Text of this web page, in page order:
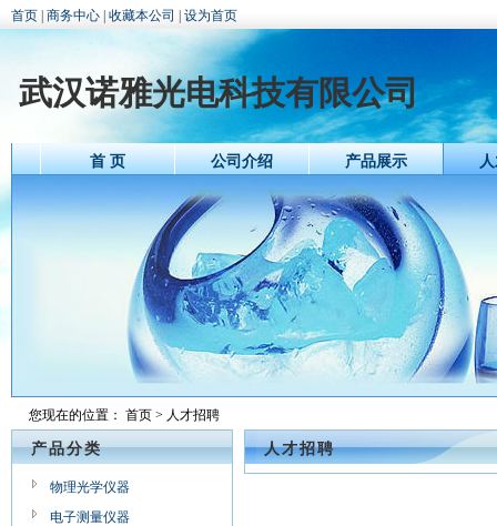
首页 商务中心 收藏本公司 设为首页
武汉诺雅光电科技有限公司
首 页 公司介绍 产品展示
您现在的位置： 首页 > 人才招聘
产品分类
物理光学仪器
电子测量仪器
人才招聘